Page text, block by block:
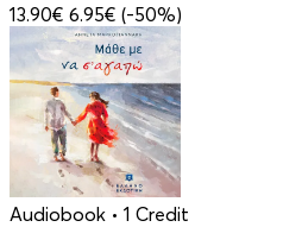
13.90€ 6.95€ (-50%)
Audiobook • 1 Credit